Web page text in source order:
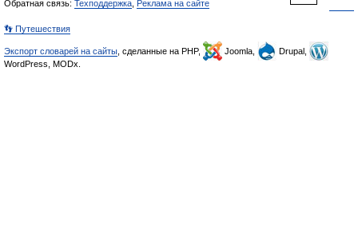
Обратная связь: Техподдержка Реклама на сайте
👣 Путешествия
Экспорт словарей на сайты , сделанные на PHP, Joomla,
Drupal,
WordPress, MODx.